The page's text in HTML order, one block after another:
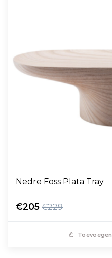
Nedre Foss Plata Tray
€205 €229
Toevoegen